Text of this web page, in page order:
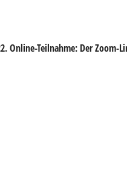
Online-Teilnahme: DerZoom-